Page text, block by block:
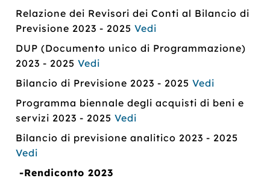
Relazione dei Revisori dei Conti al Bilancio di
Previsione 2023 - 2025Vedi
DUP (Documento unico di Programmazione)
2023 - 2025Vedi
Bilancio di Previsione 2023 - 2025Vedi
Programma biennale degli acquisti di beni e
servizi 2023 - 2025Vedi
Bilancio di previsione analitico 2023 - 2025
Vedi
-Rendiconto 2023